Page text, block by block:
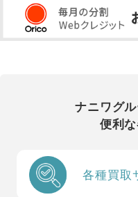
ナニワグ
便利
各種買取